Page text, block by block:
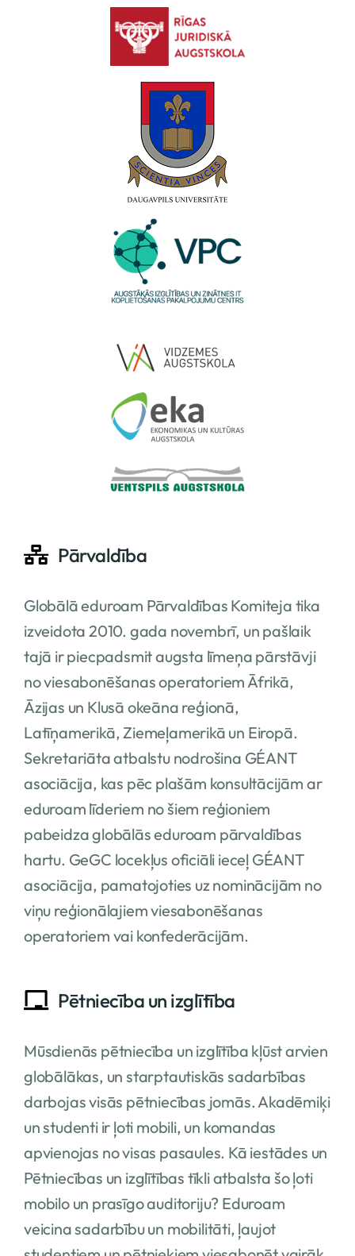
Pārvaldība
Globālā eduroam Pārvaldības Komiteja tika
izveidota 2010. gada novembrī, un pašlaik
tajā ir piecpadsmit augsta līmeņa pārstāvji
no viesabonēšanas operatoriem Āfrikā,
Āzijas un Klusā okeāna reģionā,
Latīņamerikā, Ziemeļamerikā un Eiropā.
Sekretariāta atbalstu nodrošina GÉANT
asociācija, kas pēc plašām konsultācijām ar
eduroam līderiem no šiem reģioniem
pabeidza globālās eduroam pārvaldības
hartu. GeGC locekļus oficiāli ieceļ GÉANT
asociācija, pamatojoties uz nominācijām no
viņu reģionālajiem viesabonēšanas
operatoriem vai konfederācijām.
Pētniecība un izglītība
Mūsdienās pētniecība un izglītība kļūst arvien
globālākas, un starptautiskās sadarbības
darbojas visās pētniecības jomās. Akadēmiķi
un studenti ir ļoti mobili, un komandas
apvienojas no visas pasaules. Kā iestādes un
Pētniecības un izglītības tīkli atbalsta šo ļoti
mobilo un prasīgo auditoriju? Eduroam
veicina sadarbību un mobilitāti, ļaujot